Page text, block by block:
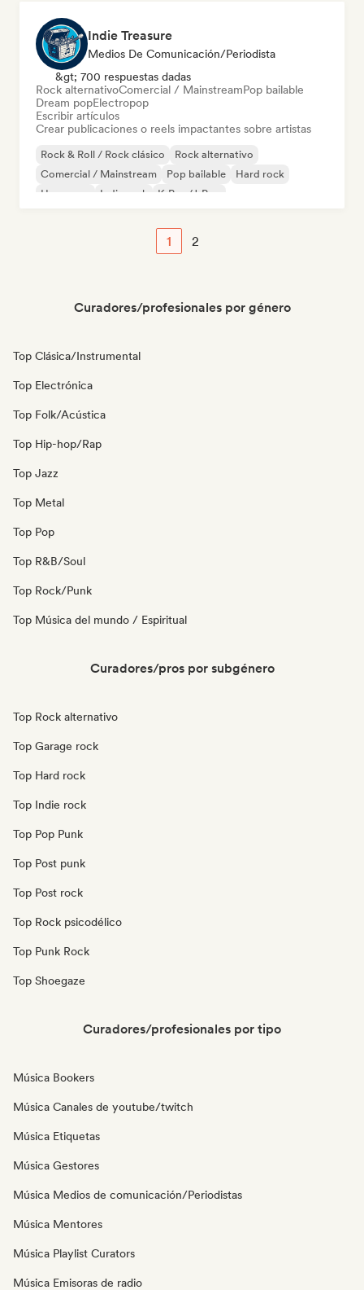
Indie Treasure
Medios De Comunicación/Periodista
&gt; 700 respuestas dadas
Rock alternativoComercial / MainstreamPop bailable
Dream popElectropop
Escribir artículos
Crear publicaciones o reels impactantes sobre artistas
Rock & Roll / Rock clásico
Rock alternativo
Comercial / Mainstream
Pop bailable
Hard rock
Hyperpop
Indie rock K-Pop/J-Pop
1 2
Curadores/profesionales por género
Top Clásica/Instrumental
Top Electrónica
Top Folk/Acústica
Top Hip-hop/Rap
Top Jazz
Top Metal
Top Pop
Top R&B/Soul
Top Rock/Punk
Top Música del mundo / Espiritual
Curadores/pros por subgénero
Top Rock alternativo
Top Garage rock
Top Hard rock
Top Indie rock
Top Pop Punk
Top Post punk
Top Post rock
Top Rock psicodélico
Top Punk Rock
Top Shoegaze
Curadores/profesionales por tipo
Música Bookers
Música Canales de youtube/twitch
Música Etiquetas
Música Gestores
Música Medios de comunicación/Periodistas
Música Mentores
Música Playlist Curators
Música Emisoras de radio